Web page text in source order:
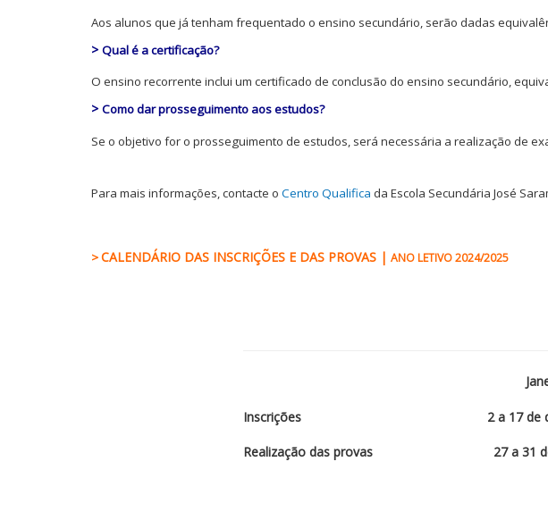
Aos alunos que já tenham frequentado o ensino secundário, serão dadas
> Qual é a certificação?
O ensino recorrente inclui um certificado de conclusão do ensino secundário,
> Como dar prosseguimento aos estudos?
Se o objetivo for o prosseguimento de estudos, será necessária a realização de
Para mais informações, contacte o Centro Qualifica da Escola Secundária José
>CALENDÁRIO DAS INSCRIÇÕES E DAS PROVAS | ANO LETIVO 2024/2025
Inscrições 2 a 17de
Realização das provas 27 a 31